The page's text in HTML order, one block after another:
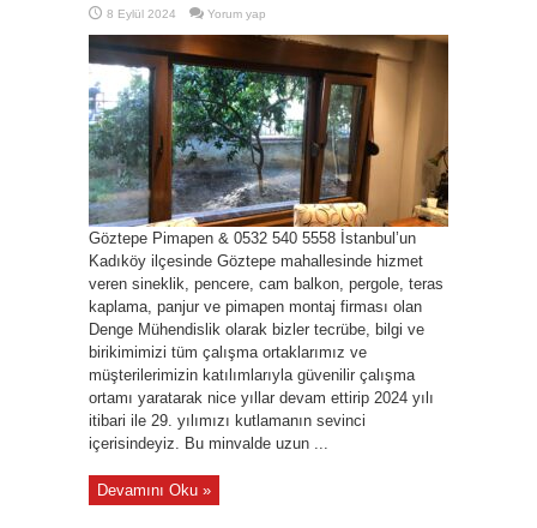
8 Eylül 2024 Yorum yap
Göztepe Pimapen & 0532 540 5558 İstanbul’un
Kadıköy ilçesinde Göztepe mahallesinde hizmet
veren sineklik, pencere, cam balkon, pergole, teras
kaplama, panjur ve pimapen montaj firması olan
Denge Mühendislik olarak bizler tecrübe, bilgi ve
birikimimizi tüm çalışma ortaklarımız ve
müşterilerimizin katılımlarıyla güvenilir çalışma
ortamı yaratarak nice yıllar devam ettirip 2024 yılı
itibari ile 29. yılımızı kutlamanın sevinci
içerisindeyiz. Bu minvalde uzun ...
Devamını Oku »